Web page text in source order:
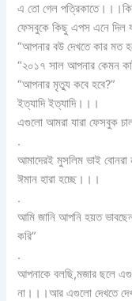
এ তো গেল
ফেসবুকে কিছু এপস এনে দিল
“আপনার বউ দেখতে কার মত
“২০১৭ সাল আপনার কেমন
“আপনার মৃত্যু কবে হবে?”
ইত্যাদি ইত্যাদি।।।
এগুলো আমরা যারা ফেসবুক
.
আমাদেরই মুসলিম ভাই
ঈমান হারা হচ্ছে।।।
.
আমি জানি আপনি হয়ত
করি”
.
আপনাকে বলছি,মজার ছলে
না।।।আর এগুলো দেখতে